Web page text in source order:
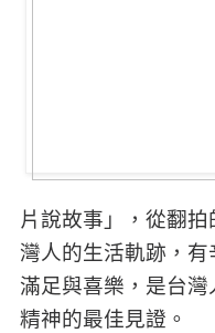
片說故事」，從翻
灣人的生活軌跡，
滿足與喜樂，是台
精神的最佳見證。